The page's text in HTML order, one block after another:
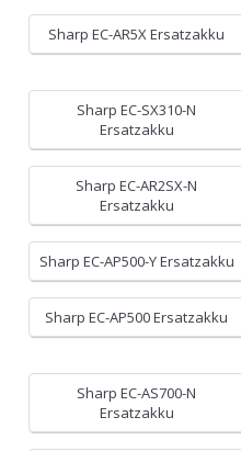
Sharp EC-AR5X Ersatzakku
Sharp EC-SX310-N
Ersatzakku
Sharp EC-AR2SX-N
Ersatzakku
Sharp EC-AP500-Y Ersatzakku
Sharp EC-AP500 Ersatzakku
Sharp EC-AS700-N
Ersatzakku